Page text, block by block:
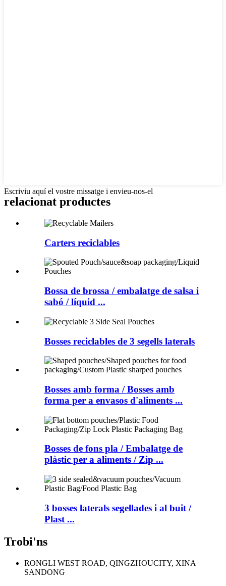
Escriviu aquí el vostre missatge i envieu-nos-el
relacionat productes
Carters reciclables
Bossa de brossa / embalatge de salsa i
sabó / líquid ...
Bosses reciclables de 3 segells laterals
Bosses amb forma / Bosses amb
forma per a envasos d'aliments ...
Bosses de fons pla / Embalatge de
plàstic per a aliments / Zip ...
3 bosses laterals segellades i al buit /
Plast ...
Trobi'ns
RONGLI WEST ROAD, QINGZHOUCITY, XINA
SANDONG